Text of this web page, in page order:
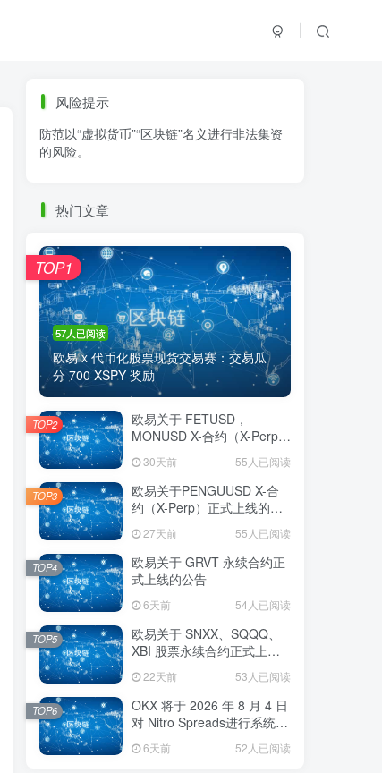
零基础学K线 链上交易
白皮书
火必公告
区块链科普
风险提示
防范以“虚拟货币”“区块链”名义进行非法集资
的风险。
热门文章
57人已阅读
欧易 x 代币化股票现货交易赛：交易瓜
分 700 XSPY 奖励
TOP1
欧易关于 FETUSD，
MONUSD X-合约（X-Perp）
30天前 55人已阅读
TOP2
欧易关于PENGUUSD X-合
约（X-Perp）正式上线的公
27天前 55人已阅读
TOP3
欧易关于 GRVT 永续合约正
式上线的公告
6天前 54人已阅读
TOP4
欧易关于 SNXX、SQQQ、
XBI 股票永续合约正式上线
22天前 53人已阅读
TOP5
OKX 将于 2026 年 8 月 4 日
对 Nitro Spreads进行系统维
6天前 52人已阅读
TOP6